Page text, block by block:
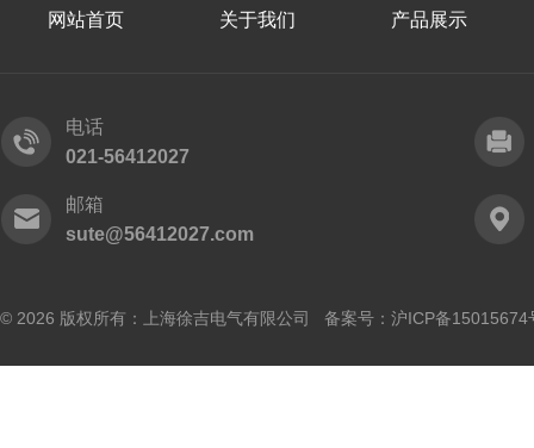
网站首页 关于我们 产品展示
电话
021-56412027
邮箱
sute@56412027.com
© 2026 版权所有：上海徐吉电气有限公司 备案号： 沪ICP备15015674